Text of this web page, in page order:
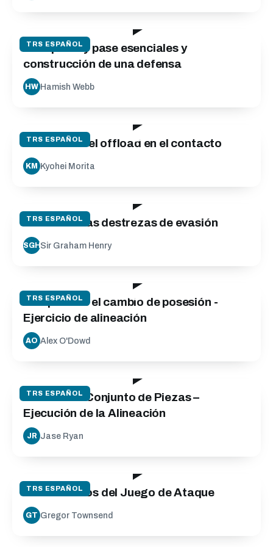
TRS ESPAÑOL
Recepción y pase esenciales y
construcción de una defensa
HW Hamish Webb
TRS ESPAÑOL
Desarrollar el offload en el contacto
KM Kyohei Morita
TRS ESPAÑOL
Desarrolle las destrezas de evasión
SGH Sir Graham Henry
TRS ESPAÑOL
Ataque tras el cambio de posesión -
Ejercicio de alineación
AO Alex O'Dowd
TRS ESPAÑOL
Modelo del Conjunto de Piezas –
Ejecución de la Alineación
JR Jase Ryan
TRS ESPAÑOL
Fundamentos del Juego de Ataque
GT Gregor Townsend